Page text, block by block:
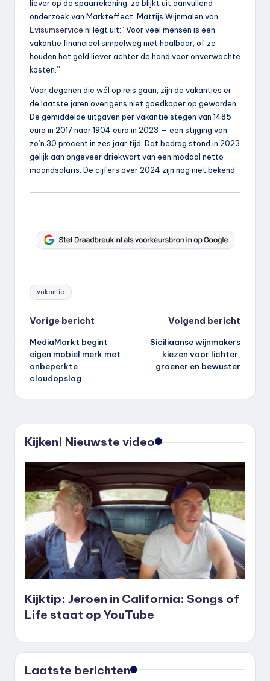
liever op de spaarrekening, zo blijkt uit aanvullend
onderzoek van Markteffect. Mattijs Wijnmalen van
Evisumservice.nl legt uit: “Voor veel mensen is een
vakantie financieel simpelweg niet haalbaar, of ze
houden het geld liever achter de hand voor onverwachte
kosten.”
Voor degenen die wél op reis gaan, zijn de vakanties er
de laatste jaren overigens niet goedkoper op geworden.
De gemiddelde uitgaven per vakantie stegen van 1485
euro in 2017 naar 1904 euro in 2023 — een stijging van
zo’n 30 procent in zes jaar tijd. Dat bedrag stond in 2023
gelijk aan ongeveer driekwart van een modaal netto
maandsalaris. De cijfers over 2024 zijn nog niet bekend.
Tags:
vakantie
Bericht
navigatie
Vorige bericht
MediaMarkt begint
eigen mobiel merk met
onbeperkte
cloudopslag
Volgend bericht
Siciliaanse wijnmakers
kiezen voor lichter,
groener en bewuster
Kijken! Nieuwste video
Kijktip: Jeroen in California: Songs of
Life staat op YouTube
Laatste berichten